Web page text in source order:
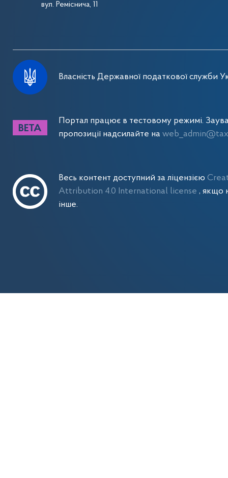
вул. Реміснича, 11
Власність Державної податкової служби
Портал працює в тестовому режимі.
пропозиції надсилайте на
Весь контент доступний за ліцензією
Attribution 4.0 International license , якщо
інше.